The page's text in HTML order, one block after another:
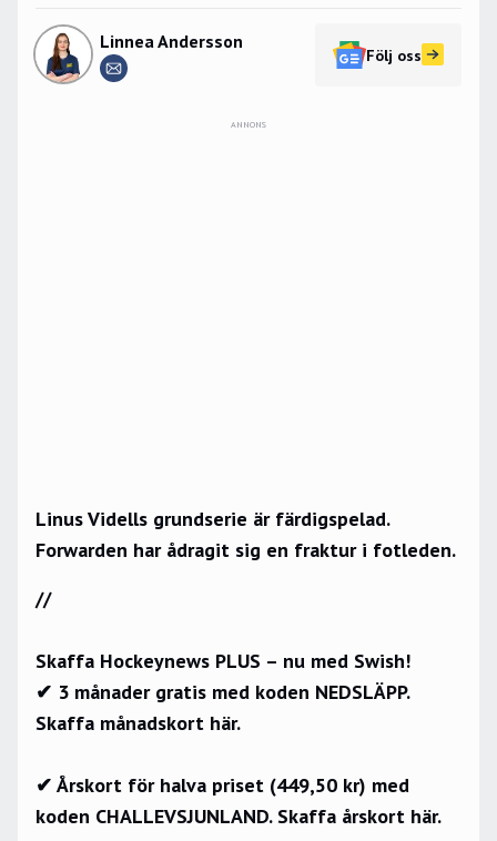
Linnea Andersson
Följ oss
ANNONS
Linus Vidells grundserie är färdigspelad.
Forwarden har ådragit sig en fraktur i fotleden.
//
Skaffa Hockeynews PLUS – nu med Swish!
✔ 3 månader gratis med koden NEDSLÄPP.
Skaffa månadskort här.
✔ Årskort för halva priset (449,50 kr) med
koden CHALLEVSJUNLAND. Skaffa årskort här.